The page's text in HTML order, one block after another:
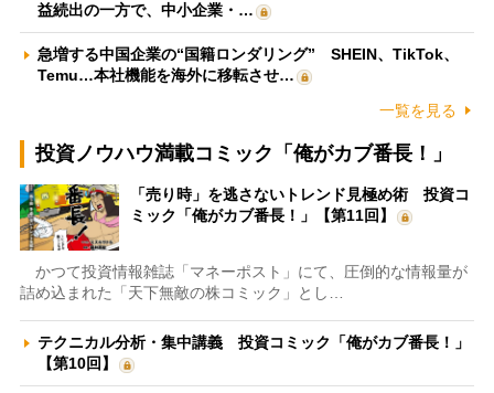
益続出の一方で、中小企業・…
急増する中国企業の“国籍ロンダリング” SHEIN、TikTok、
Temu…本社機能を海外に移転させ…
一覧を見る
投資ノウハウ満載コミック「俺がカブ番長！」
「売り時」を逃さないトレンド見極め術 投資コ
ミック「俺がカブ番長！」【第11回】
かつて投資情報雑誌「マネーポスト」にて、圧倒的な情報量が
詰め込まれた「天下無敵の株コミック」とし…
テクニカル分析・集中講義 投資コミック「俺がカブ番長！」
【第10回】